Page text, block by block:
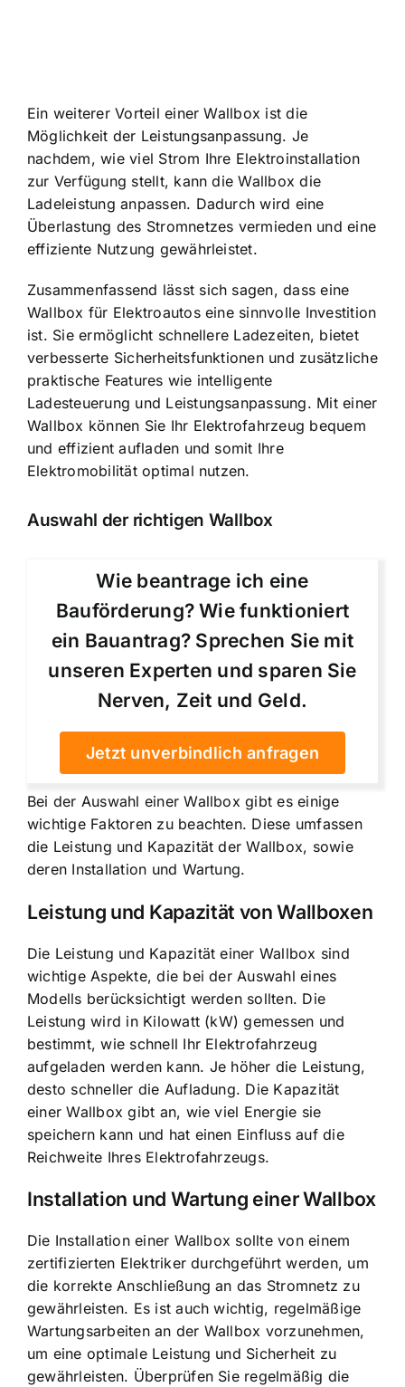
Ein weiterer Vorteil einer Wallbox ist die
Möglichkeit der Leistungsanpassung. Je
nachdem, wie viel Strom Ihre Elektroinstallation
zur Verfügung stellt, kann die Wallbox die
Ladeleistung anpassen. Dadurch wird eine
Überlastung des Stromnetzes vermieden und eine
effiziente Nutzung gewährleistet.
Zusammenfassend lässt sich sagen, dass eine
Wallbox für Elektroautos eine sinnvolle Investition
ist. Sie ermöglicht schnellere Ladezeiten, bietet
verbesserte Sicherheitsfunktionen und zusätzliche
praktische Features wie intelligente
Ladesteuerung und Leistungsanpassung. Mit einer
Wallbox können Sie Ihr Elektrofahrzeug bequem
und effizient aufladen und somit Ihre
Elektromobilität optimal nutzen.
Auswahl der richtigen Wallbox
Wie beantrage ich eine
Bauförderung? Wie funktioniert
ein Bauantrag? Sprechen Sie mit
unseren Experten und sparen Sie
Nerven, Zeit und Geld.
Jetzt unverbindlich anfragen
Bei der Auswahl einer Wallbox gibt es einige
wichtige Faktoren zu beachten. Diese umfassen
die Leistung und Kapazität der Wallbox, sowie
deren Installation und Wartung.
Leistung und Kapazität von Wallboxen
Die Leistung und Kapazität einer Wallbox sind
wichtige Aspekte, die bei der Auswahl eines
Modells berücksichtigt werden sollten. Die
Leistung wird in Kilowatt (kW) gemessen und
bestimmt, wie schnell Ihr Elektrofahrzeug
aufgeladen werden kann. Je höher die Leistung,
desto schneller die Aufladung. Die Kapazität
einer Wallbox gibt an, wie viel Energie sie
speichern kann und hat einen Einfluss auf die
Reichweite Ihres Elektrofahrzeugs.
Installation und Wartung einer Wallbox
Die Installation einer Wallbox sollte von einem
zertifizierten Elektriker durchgeführt werden, um
die korrekte Anschließung an das Stromnetz zu
gewährleisten. Es ist auch wichtig, regelmäßige
Wartungsarbeiten an der Wallbox vorzunehmen,
um eine optimale Leistung und Sicherheit zu
gewährleisten. Überprüfen Sie regelmäßig die